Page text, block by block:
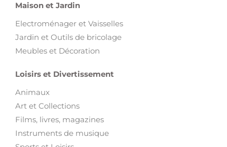
Maison et Jardin
Electroménager et Vaisselles
Jardin et Outils de bricolage
Meubles et Décoration
Loisirs et Divertissement
Animaux
Art et Collections
Films, livres, magazines
Instruments de musique